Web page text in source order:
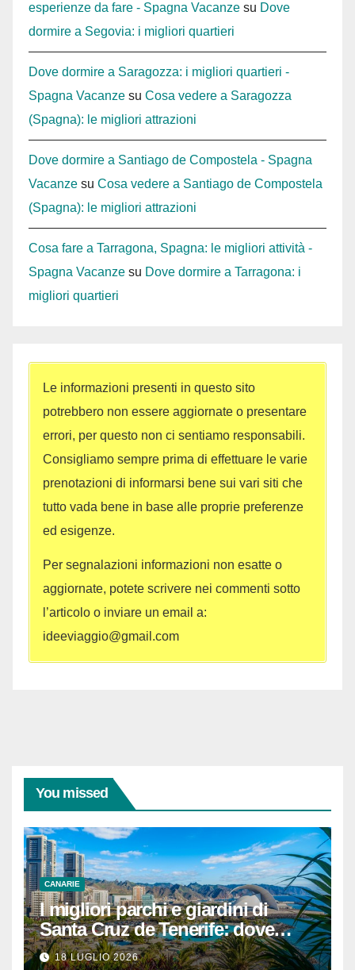
esperienze da fare - Spagna Vacanze su Dove
dormire a Segovia: i migliori quartieri
Dove dormire a Saragozza: i migliori quartieri -
Spagna Vacanze su Cosa vedere a Saragozza
(Spagna): le migliori attrazioni
Dove dormire a Santiago de Compostela - Spagna
Vacanze su Cosa vedere a Santiago de Compostela
(Spagna): le migliori attrazioni
Cosa fare a Tarragona, Spagna: le migliori attività -
Spagna Vacanze su Dove dormire a Tarragona: i
migliori quartieri
Le informazioni presenti in questo sito
potrebbero non essere aggiornate o presentare
errori, per questo non ci sentiamo responsabili.
Consigliamo sempre prima di effettuare le varie
prenotazioni di informarsi bene sui vari siti che
tutto vada bene in base alle proprie preferenze
ed esigenze.
Per segnalazioni informazioni non esatte o
aggiornate, potete scrivere nei commenti sotto
l’articolo o inviare un email a:
ideeviaggio@gmail.com
You missed
CANARIE
I migliori parchi e giardini di
Santa Cruz de Tenerife: dove
rilassarsi
18 LUGLIO 2026